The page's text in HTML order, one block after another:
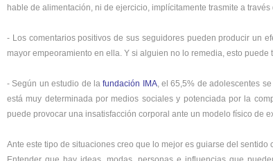
hable de alimentación, ni de ejercicio, implícitamente trasmite a
- Los comentarios positivos de sus seguidores pueden producir un
mayor empeoramiento en ella. Y si alguien no lo remedia, esto puede
- Según un estudio de lafundación IMA, el 65,5% de adolescentes
está muy determinada por medios sociales y potenciada por la
puede provocar una insatisfacción corporal ante un modelo físico de
Ante este tipo de situaciones creo que lo mejor es guiarse del sentido